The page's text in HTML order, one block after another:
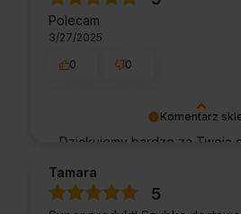
że nam się udało. Mamy
wrócisz :) Pozdrawiamy
Komentarz
Dziękujemy bardzo za Twoją
wiemy, że jesteśmy na
pozdrowieniami, obsługa
Polecam
3/27/2025
0
0
Tamara
5